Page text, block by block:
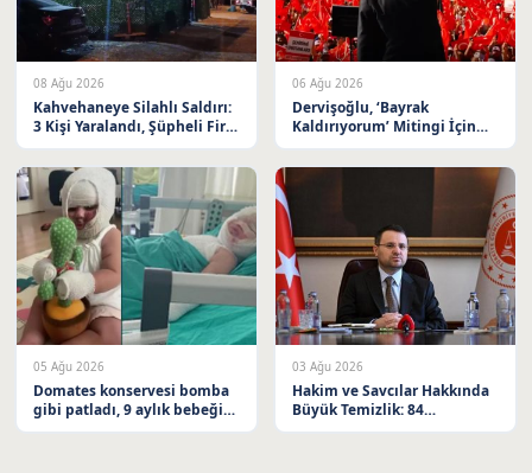
08 Ağu 2026
Kahvehaneye Silahlı Saldırı:
3 Kişi Yaralandı, Şüpheli Firar
06 Ağu 2026
Dervişoğlu, ‘Bayrak
Kaldırıyorum’ Mitingi İçin
05 Ağu 2026
Domates konservesi bomba
gibi patladı, 9 aylık bebeğin
03 Ağu 2026
Hakim ve Savcılar Hakkında
Büyük Temizlik: 84